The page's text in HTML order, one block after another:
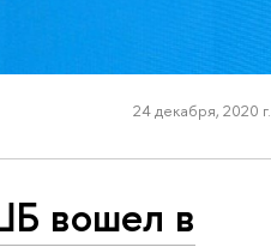
24 декабря, 2020 г.
вошел в